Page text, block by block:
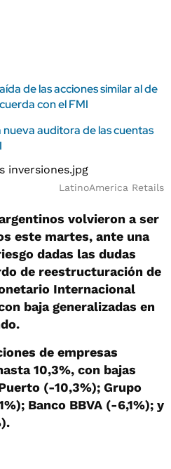
de las acciones similar al de
con el FMI
auditora de las cuentas
LatinoAmerica Retails
volvieron a ser
este martes, ante una
dadas las dudas
de reestructuración de
Internacional
baja generalizadas en
de empresas
10,3%, con bajas
(-10,3%); Grupo
Banco BBVA (-6,1%); y